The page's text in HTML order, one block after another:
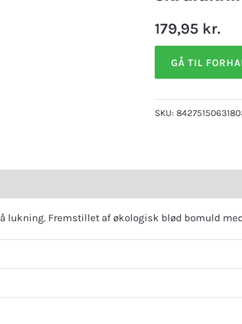
179,95 kr.
GÅ TIL
SKU:
Fremstillet af økologisk blød bomuld